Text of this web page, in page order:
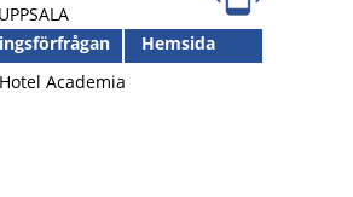
UPPSALA
Hemsida
Academia